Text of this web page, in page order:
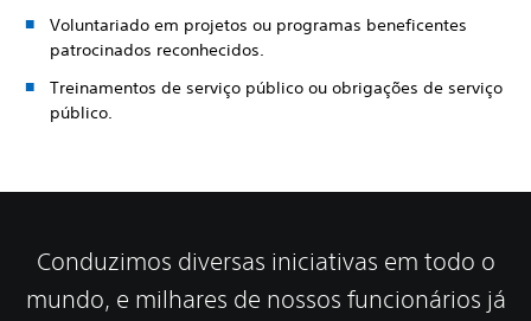
Voluntariado em projetos ou programas beneficentes
patrocinados reconhecidos.
Treinamentos de serviço público ou obrigações de serviço
público.
Conduzimos diversas iniciativas em todo o
mundo, e milhares de nossos funcionários já